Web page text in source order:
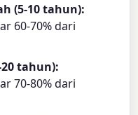
(5-10 tahun):
60-70% dari
tahun):
70-80% dari